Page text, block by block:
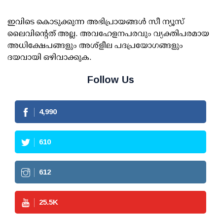
ഇവിടെ കൊടുക്കുന്ന അഭിപ്രായങ്ങള്‍ സീ ന്യൂസ്
ലൈവിന്റെത് അല്ല. അവഹേളനപരവും വ്യക്തിപരമായ
അധിക്ഷേപങ്ങളും അശ്‌ളീല പദപ്രയോഗങ്ങളും
ദയവായി ഒഴിവാക്കുക.
Follow Us
4,990
610
612
25.5K